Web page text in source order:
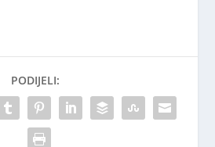
PODIJELI: